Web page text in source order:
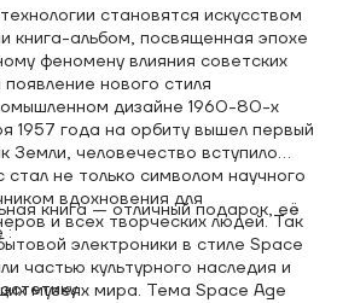
становятся искусством
книга-альбом, посвященная эпохе
феномену влияния советских
нового стиля
дизайне 1960-80-х
1957 года на орбиту вышел первый
Земли, человечество вступило
не только символом научного
вдохновения для
и всех творческих людей. Так
электроники в стиле Space
частью культурного наследия и
музеях мира. Тема Space Age
книга — отличный подарок, её
: